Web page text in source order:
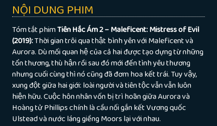
NỘI DUNG PHIM
Tóm tắt phimTiên Hắc Ám 2 – Maleficent: Mistress of Evil
(2019):Thời gian trôi qua thật bình yên với Maleficent và
Aurora. Dù mối quan hệ của cả hai được tạo dựng từ những
tổn thương, thù hận rồi sau đó mới đến tình yêu thương
nhưng cuối cùng thì nó cũng đã đơm hoa kết trái. Tuy vậy,
xung đột giữa hai giới: loài người và tiên tộc vẫn vẫn luôn
hiện hữu. Cuộc hôn nhân vốn bị trì hoãn giữa Aurora và
Hoàng tử Phillips chính là cầu nối gắn kết Vương quốc
Ulstead và nước láng giềng Moors lại với nhau.